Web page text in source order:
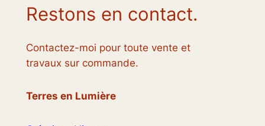
Restons en contact.
Contactez-moi pour toute vente et
travaux sur commande.
Terres en Lumière